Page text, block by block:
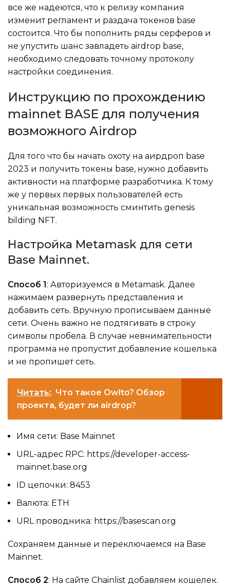
все же надеются, что к релизу компания
изменит регламент и раздача токенов base
состоится. Что бы пополнить ряды серферов и
не упустить шанс завладеть airdrop base,
необходимо следовать точному протоколу
настройки соединения.
Инструкцию по прохождению
mainnet BASE для получения
возможного Airdrop
Для того что бы начать охоту на аирдроп base
2023 и получить токены base, нужно добавить
активности на платформе разработчика. К тому
же у первых первых пользователей есть
уникальная возможность сминтить genesis
bilding NFT.
Настройка Metamask для сети
Base Mainnet.
Способ 1: Авторизуемся в Metamask. Далее
нажимаем развернуть представления и
добавить сеть. Вручную прописываем данные
сети. Очень важно не подтягивать в строку
символы пробела. В случае невнимательности
программа не пропустит добавление кошелька
и не пропишет сеть.
Читать: Что такое Owlto? Обзор
проекта, будет ли airdrop?
Имя сети: Base Mainnet
URL-адрес RPС: https://developer-access-
mainnet.base.org
ID цепочки: 8453
Валюта: ETH
URL проводника: https://basescan.org
Сохраняем данные и переключаемся на Base
Mainnet.
Способ 2: На сайте Chainlist добавляем кошелек.